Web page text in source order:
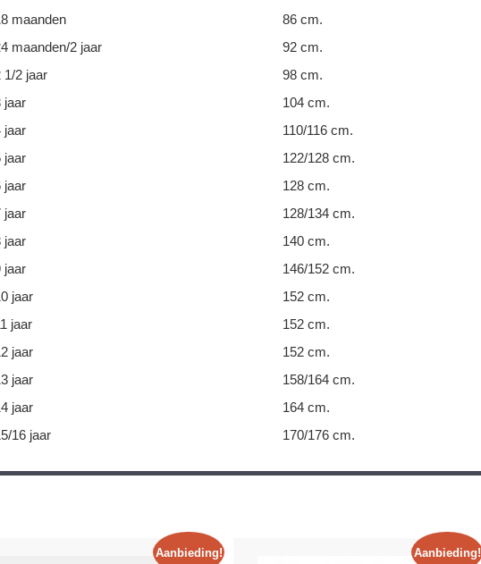
maanden
86 cm.
maanden/2 jaar
92 cm.
1/2 jaar
98 cm.
jaar
104 cm.
jaar
110/116 cm.
jaar
122/128 cm.
jaar
128 cm.
jaar
128/134 cm.
jaar
140 cm.
jaar
146/152 cm.
jaar
152 cm.
jaar
152 cm.
jaar
152 cm.
jaar
158/164 cm.
jaar
164 cm.
16 jaar
170/176 cm.
Aanbieding! Aanbieding!